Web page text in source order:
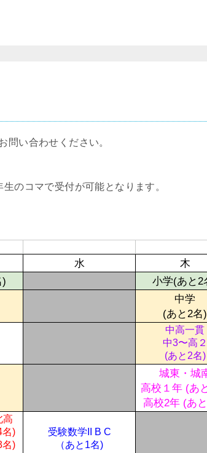
問い合わせください。
のコマで受付が可能となります。